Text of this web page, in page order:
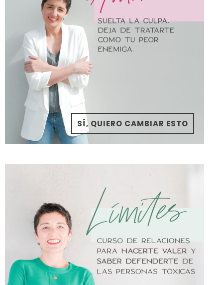
SÍ, QUIERO CAMBIAR ESTO